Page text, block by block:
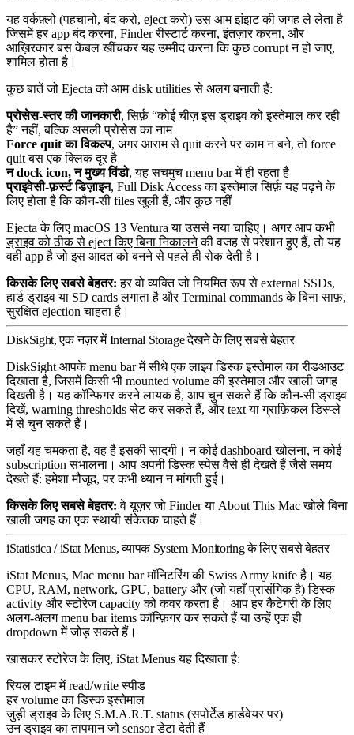
यह वर्कफ़्लो (पहचानो, बंद करो, eject करो) उस आम झंझट की जगह ले लेता है
जिसमें हर app बंद करना, Finder रीस्टार्ट करना, इंतज़ार करना, और
आख़िरकार बस केबल खींचकर यह उम्मीद करना कि कुछ corrupt न हो जाए,
शामिल होता है।
कुछ बातें जो Ejecta को आम disk utilities से अलग बनाती हैं:
प्रोसेस-स्तर की जानकारी, सिर्फ़ “कोई चीज़ इस ड्राइव को इस्तेमाल कर रही
है” नहीं, बल्कि असली प्रोसेस का नाम
Force quit का विकल्प, अगर आराम से quit करने पर काम न बने, तो force
quit बस एक क्लिक दूर है
न dock icon, न मुख्य विंडो, यह सचमुच menu bar में ही रहता है
प्राइवेसी-फ़र्स्ट डिज़ाइन, Full Disk Access का इस्तेमाल सिर्फ़ यह पढ़ने के
लिए होता है कि कौन-सी files खुली हैं, और कुछ नहीं
Ejecta के लिए macOS 13 Ventura या उससे नया चाहिए। अगर आप कभी
ड्राइव को ठीक से eject किए बिना निकालनेकी वजह से परेशान हुए हैं, तो यह
वही app है जो इस आदत को बनने से पहले ही रोक देती है।
किसके लिए सबसे बेहतर: हर वो व्यक्ति जो नियमित रूप से external SSDs,
हार्ड ड्राइव या SD cards लगाता है और Terminal commands के बिना साफ़,
सुरक्षित ejection चाहता है।
DiskSight, एक नज़र में Internal Storage देखने के लिए सबसे बेहतर
DiskSight आपके menu bar में सीधे एक लाइव डिस्क इस्तेमाल का रीडआउट
दिखाता है, जिसमें किसी भी mounted volume की इस्तेमाल और खाली जगह
दिखती है। यह कॉन्फ़िगर करने लायक है, आप चुन सकते हैं कि कौन-सी ड्राइव
दिखें, warning thresholds सेट कर सकते हैं, और text या ग्राफ़िकल डिस्प्ले
में से चुन सकते हैं।
जहाँ यह चमकता है, वह है इसकी सादगी। न कोई dashboard खोलना, न कोई
subscription संभालना। आप अपनी डिस्क स्पेस वैसे ही देखते हैं जैसे समय
देखते हैं: हमेशा मौजूद, पर कभी ध्यान न मांगती हुई।
किसके लिए सबसे बेहतर: वे यूज़र जो Finder या About This Mac खोले बिना
खाली जगह का एक स्थायी संकेतक चाहते हैं।
iStatistica / iStat Menus, व्यापक System Monitoring के लिए सबसे बेहतर
iStat Menus, Mac menu bar मॉनिटरिंग की Swiss Army knife है। यह
CPU, RAM, network, GPU, battery और (जो यहाँ प्रासंगिक है) डिस्क
activity और स्टोरेज capacity को कवर करता है। आप हर कैटेगरी के लिए
अलग-अलग menu bar items कॉन्फ़िगर कर सकते हैं या उन्हें एक ही
dropdown में जोड़ सकते हैं।
खासकर स्टोरेज के लिए, iStat Menus यह दिखाता है:
रियल टाइम में read/write स्पीड
हर volume का डिस्क इस्तेमाल
जुड़ी ड्राइव के लिए S.M.A.R.T. status (सपोर्टेड हार्डवेयर पर)
उन ड्राइव का तापमान जो sensor डेटा देती हैं